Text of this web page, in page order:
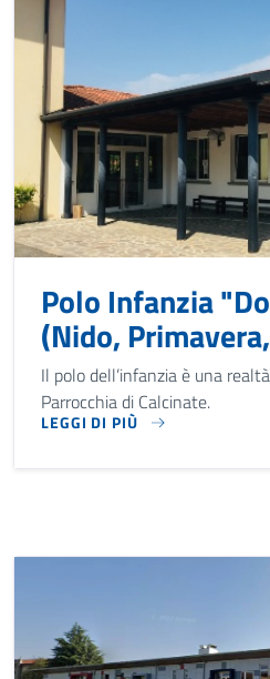
Polo Infanzia
(Nido,
Il polo dell’infanzia è una
Parrocchia di Calcinate.
LEGGI DI PIÙ
IL POLO DELL’INFANZIA È